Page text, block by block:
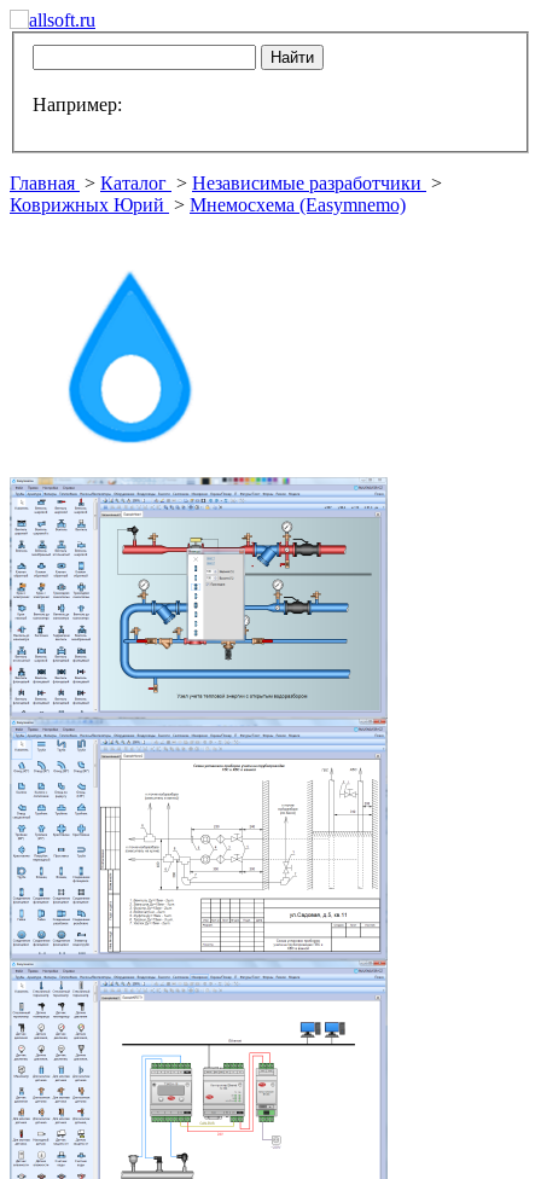
Например:
Главная > Каталог > Независимые разработчики >
Коврижных Юрий > Мнемосхема (Easymnemo)